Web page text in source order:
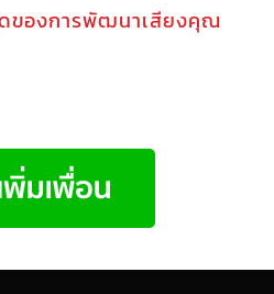
ของการพัฒนาเสียงคุณ